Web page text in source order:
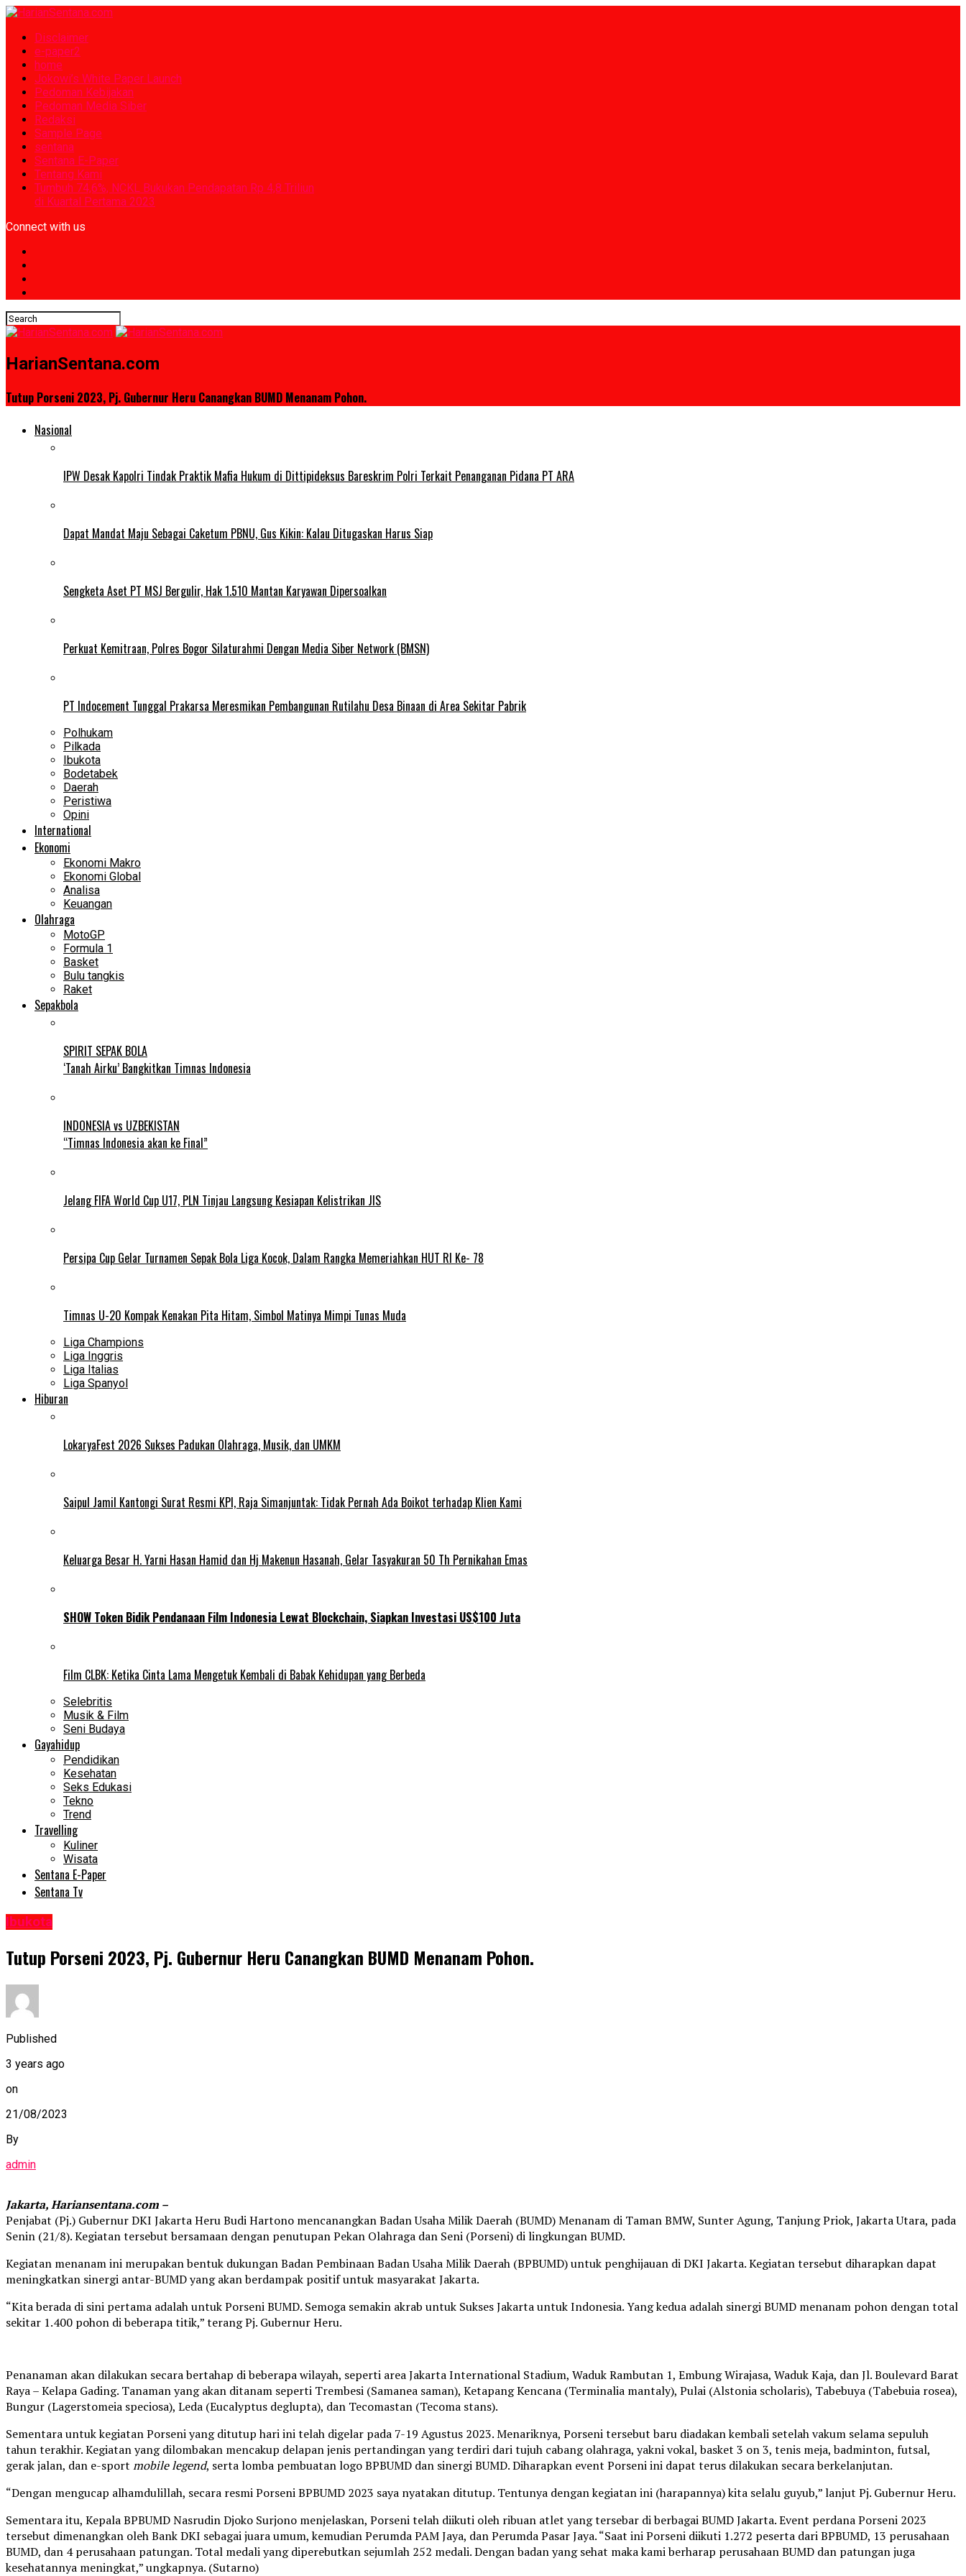
Disclaimer
e-paper2
home
Jokowi’s White Paper Launch
Pedoman Kebijakan
Pedoman Media Siber
Redaksi
Sample Page
sentana
Sentana E-Paper
Tentang Kami
Tumbuh 74,6%, NCKL Bukukan Pendapatan Rp 4,8 Triliun
di Kuartal Pertama 2023
Connect with us
HarianSentana.com
Tutup Porseni 2023, Pj. Gubernur Heru Canangkan BUMD Menanam Pohon.
Nasional
IPW Desak Kapolri Tindak Praktik Mafia Hukum di Dittipideksus Bareskrim Polri Terkait Penanganan Pidana PT ARA
Dapat Mandat Maju Sebagai Caketum PBNU, Gus Kikin: Kalau Ditugaskan Harus Siap
Sengketa Aset PT MSJ Bergulir, Hak 1.510 Mantan Karyawan Dipersoalkan
Perkuat Kemitraan, Polres Bogor Silaturahmi Dengan Media Siber Network (BMSN)
PT Indocement Tunggal Prakarsa Meresmikan Pembangunan Rutilahu Desa Binaan di Area Sekitar Pabrik
Polhukam
Pilkada
Ibukota
Bodetabek
Daerah
Peristiwa
Opini
International
Ekonomi
Ekonomi Makro
Ekonomi Global
Analisa
Keuangan
Olahraga
MotoGP
Formula 1
Basket
Bulu tangkis
Raket
Sepakbola
SPIRIT SEPAK BOLA
‘Tanah Airku’ Bangkitkan Timnas Indonesia
INDONESIA vs UZBEKISTAN
“Timnas Indonesia akan ke Final”
Jelang FIFA World Cup U17, PLN Tinjau Langsung Kesiapan Kelistrikan JIS
Persipa Cup Gelar Turnamen Sepak Bola Liga Kocok, Dalam Rangka Memeriahkan HUT RI Ke- 78
Timnas U-20 Kompak Kenakan Pita Hitam, Simbol Matinya Mimpi Tunas Muda
Liga Champions
Liga Inggris
Liga Italias
Liga Spanyol
Hiburan
LokaryaFest 2026 Sukses Padukan Olahraga, Musik, dan UMKM
Saipul Jamil Kantongi Surat Resmi KPI, Raja Simanjuntak: Tidak Pernah Ada Boikot terhadap Klien Kami
Keluarga Besar H. Yarni Hasan Hamid dan Hj Makenun Hasanah, Gelar Tasyakuran 50 Th Pernikahan Emas
SHOW Token Bidik Pendanaan Film Indonesia Lewat Blockchain, Siapkan Investasi US$100 Juta
Film CLBK: Ketika Cinta Lama Mengetuk Kembali di Babak Kehidupan yang Berbeda
Selebritis
Musik & Film
Seni Budaya
Gayahidup
Pendidikan
Kesehatan
Seks Edukasi
Tekno
Trend
Travelling
Kuliner
Wisata
Sentana E-Paper
Sentana Tv
Ibukota
Tutup Porseni 2023, Pj. Gubernur Heru Canangkan BUMD Menanam Pohon.
Published
3 years ago
on
21/08/2023
By
admin
Jakarta, Hariansentana.com –
Penjabat (Pj.) Gubernur DKI Jakarta Heru Budi Hartono mencanangkan Badan Usaha Milik Daerah (BUMD) Menanam di Taman BMW, Sunter Agung, Tanjung Priok, Jakarta Utara, pada
Senin (21/8). Kegiatan tersebut bersamaan dengan penutupan Pekan Olahraga dan Seni (Porseni) di lingkungan BUMD.
Kegiatan menanam ini merupakan bentuk dukungan Badan Pembinaan Badan Usaha Milik Daerah (BPBUMD) untuk penghijauan di DKI Jakarta. Kegiatan tersebut diharapkan dapat
meningkatkan sinergi antar-BUMD yang akan berdampak positif untuk masyarakat Jakarta.
“Kita berada di sini pertama adalah untuk Porseni BUMD. Semoga semakin akrab untuk Sukses Jakarta untuk Indonesia. Yang kedua adalah sinergi BUMD menanam pohon dengan total
sekitar 1.400 pohon di beberapa titik,” terang Pj. Gubernur Heru.
Penanaman akan dilakukan secara bertahap di beberapa wilayah, seperti area Jakarta International Stadium, Waduk Rambutan 1, Embung Wirajasa, Waduk Kaja, dan Jl. Boulevard Barat
Raya – Kelapa Gading. Tanaman yang akan ditanam seperti Trembesi (Samanea saman), Ketapang Kencana (Terminalia mantaly), Pulai (Alstonia scholaris), Tabebuya (Tabebuia rosea),
Bungur (Lagerstomeia speciosa), Leda (Eucalyptus deglupta), dan Tecomastan (Tecoma stans).
Sementara untuk kegiatan Porseni yang ditutup hari ini telah digelar pada 7-19 Agustus 2023. Menariknya, Porseni tersebut baru diadakan kembali setelah vakum selama sepuluh
tahun terakhir. Kegiatan yang dilombakan mencakup delapan jenis pertandingan yang terdiri dari tujuh cabang olahraga, yakni vokal, basket 3 on 3, tenis meja, badminton, futsal,
gerak jalan, dan e-sport mobile legend, serta lomba pembuatan logo BPBUMD dan sinergi BUMD. Diharapkan event Porseni ini dapat terus dilakukan secara berkelanjutan.
“Dengan mengucap alhamdulillah, secara resmi Porseni BPBUMD 2023 saya nyatakan ditutup. Tentunya dengan kegiatan ini (harapannya) kita selalu guyub,” lanjut Pj. Gubernur Heru.
Sementara itu, Kepala BPBUMD Nasrudin Djoko Surjono menjelaskan, Porseni telah diikuti oleh ribuan atlet yang tersebar di berbagai BUMD Jakarta. Event perdana Porseni 2023
tersebut dimenangkan oleh Bank DKI sebagai juara umum, kemudian Perumda PAM Jaya, dan Perumda Pasar Jaya. “Saat ini Porseni diikuti 1.272 peserta dari BPBUMD, 13 perusahaan
BUMD, dan 4 perusahaan patungan. Total medali yang diperebutkan sejumlah 252 medali. Dengan badan yang sehat maka kami berharap perusahaan BUMD dan patungan juga
kesehatannya meningkat,” ungkapnya. (Sutarno)